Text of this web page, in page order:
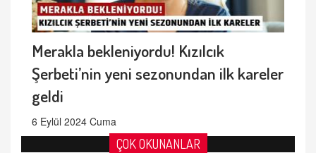
Merakla bekleniyordu! Kızılcık
Şerbeti’nin yeni sezonundan ilk kareler
geldi
6 Eylül 2024 Cuma
ÇOK OKUNANLAR